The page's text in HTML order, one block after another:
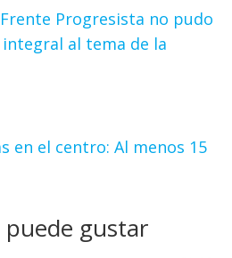
Progresista no pudo
al tema de la
en el centro: Al menos 15
gustar